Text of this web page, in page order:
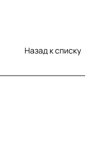
Назад к списку